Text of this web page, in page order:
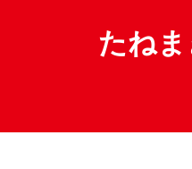
たね